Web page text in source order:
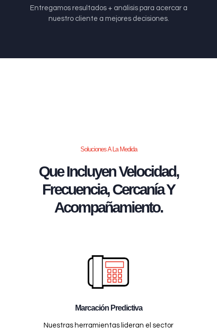
Entregamos resultados + análisis para acercar a
nuestro cliente a mejores decisiones.
Soluciones A La Medida
Que Incluyen Velocidad,
Frecuencia, Cercanía Y
Acompañamiento.
Marcación Predictiva
Nuestras herramientas lideran el sector